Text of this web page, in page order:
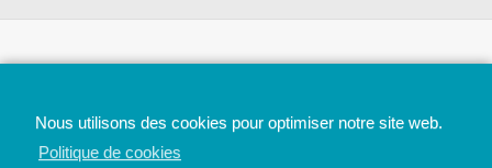
Nous utilisons des cookies pour optimiser notre site web.
Politique de cookies